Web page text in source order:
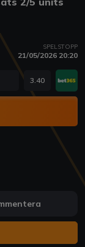
SPELSTOPP
21/05/2026 20:20
3.40